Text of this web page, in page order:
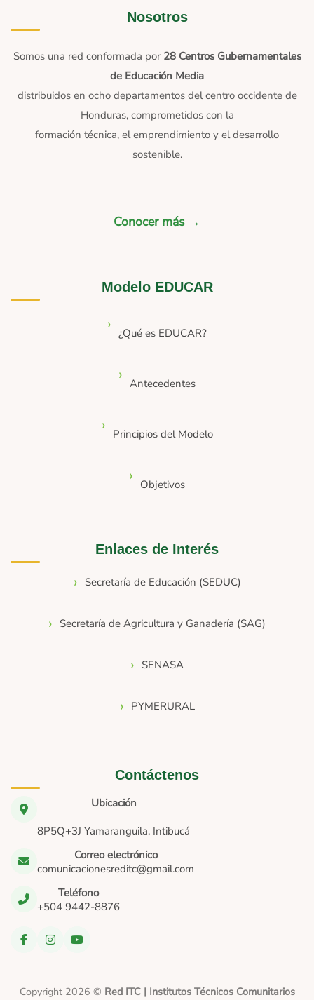
Nosotros
Somos una red conformada por 28 Centros Gubernamentales
de Educación Media
distribuidos en ocho departamentos del centro occidente de
Honduras, comprometidos con la
formación técnica, el emprendimiento y el desarrollo
sostenible.
Conocer más →
Modelo EDUCAR
¿Qué es EDUCAR?
Antecedentes
Principios del Modelo
Objetivos
Enlaces de Interés
Secretaría de Educación (SEDUC)
Secretaría de Agricultura y Ganadería (SAG)
SENASA
PYMERURAL
Contáctenos
Ubicación
8P5Q+3J Yamaranguila, Intibucá
Correo electrónico
comunicacionesreditc@gmail.com
Teléfono
+504 9442-8876
Copyright 2026 © Red ITC | Institutos Técnicos Comunitarios